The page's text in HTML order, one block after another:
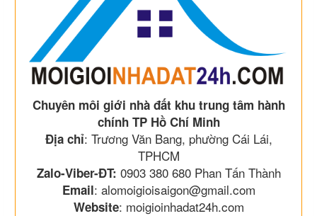
Chuyên môi giới nhà đất khu trung tâm hành
chính TP Hồ Chí Minh
Địa chỉ: Trương Văn Bang, phường Cái Lái,
TPHCM
Zalo-Viber-ĐT: 0903 380 680 Phan Tấn Thành
Email: alomoigioisaigon@gmail.com
Website: moigioinhadat24h.com